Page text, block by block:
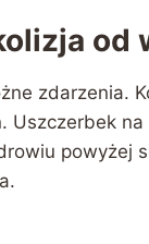
od
zdarzenia.
Uszczerbek
powyżej